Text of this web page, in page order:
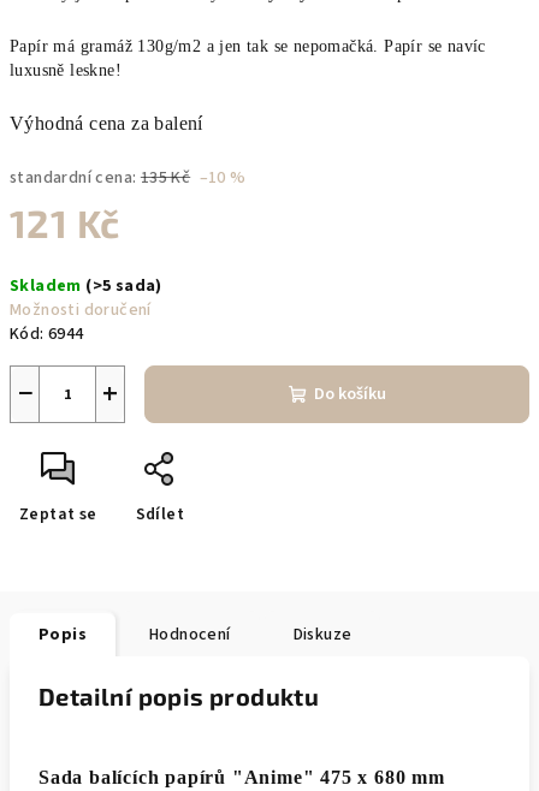
Papír má gramáž 130g/m2 a jen tak se nepomačká. Papír se navíc
luxusně leskne!
Výhodná cena za balení
standardní cena: 135 Kč –10 %
121 Kč
cena:
Skladem (>5 sada)
Možnosti doručení
Kód: 6944
+
− Do košíku
Zeptat se Sdílet
Popis Hodnocení Diskuze
Detailní popis produktu
Sada balících papírů "Anime" 475 x 680 mm